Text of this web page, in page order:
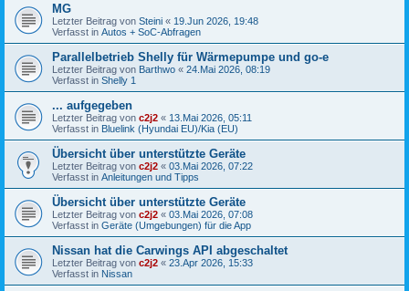
MG
Letzter Beitrag von Steini « 19.Jun 2026, 19:48
Verfasst in Autos + SoC-Abfragen
Parallelbetrieb Shelly für Wärmepumpe und go-e
Letzter Beitrag von Barthwo « 24.Mai 2026, 08:19
Verfasst in Shelly 1
... aufgegeben
Letzter Beitrag von c2j2 « 13.Mai 2026, 05:11
Verfasst in Bluelink (Hyundai EU)/Kia (EU)
Übersicht über unterstützte Geräte
Letzter Beitrag von c2j2 « 03.Mai 2026, 07:22
Verfasst in Anleitungen und Tipps
Übersicht über unterstützte Geräte
Letzter Beitrag von c2j2 « 03.Mai 2026, 07:08
Verfasst in Geräte (Umgebungen) für die App
Nissan hat die Carwings API abgeschaltet
Letzter Beitrag von c2j2 « 23.Apr 2026, 15:33
Verfasst in Nissan